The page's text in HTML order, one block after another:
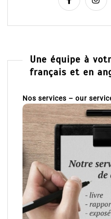
Une équipe à
français et en
Nos services – our